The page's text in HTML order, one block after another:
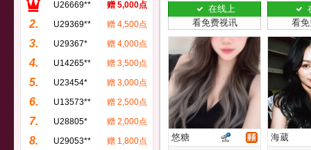
U26669** 赠 5,000点
2. U29369** 赠 4,500点
3. U29367* 赠 4,000点
4. U14265** 赠 3,500点
5. U23454* 赠 3,000点
6. U13573** 赠 2,500点
7. U28805* 赠 2,000点
8. U29053** 赠 1,800点
在线上
看免费视讯
看
悠糖 海葳